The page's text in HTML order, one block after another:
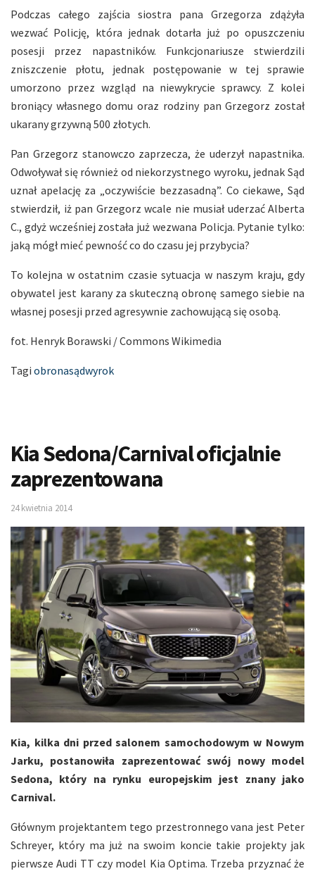
Podczas całego zajścia siostra pana Grzegorza zdążyła
wezwać Policję, która jednak dotarła już po opuszczeniu
posesji przez napastników. Funkcjonariusze stwierdzili
zniszczenie płotu, jednak postępowanie w tej sprawie
umorzono przez wzgląd na niewykrycie sprawcy. Z kolei
broniący własnego domu oraz rodziny pan Grzegorz został
ukarany grzywną 500 złotych.
Pan Grzegorz stanowczo zaprzecza, że uderzył napastnika.
Odwoływał się również od niekorzystnego wyroku, jednak Sąd
uznał apelację za „oczywiście bezzasadną”. Co ciekawe, Sąd
stwierdził, iż pan Grzegorz wcale nie musiał uderzać Alberta
C., gdyż wcześniej została już wezwana Policja. Pytanie tylko:
jaką mógł mieć pewność co do czasu jej przybycia?
To kolejna w ostatnim czasie sytuacja w naszym kraju, gdy
obywatel jest karany za skuteczną obronę samego siebie na
własnej posesji przed agresywnie zachowującą się osobą.
fot. Henryk Borawski / Commons Wikimedia
Tagi obronasądwyrok
Kia Sedona/Carnival oficjalnie
zaprezentowana
24 kwietnia 2014
Kia, kilka dni przed salonem samochodowym w Nowym
Jarku, postanowiła zaprezentować swój nowy model
Sedona, który na rynku europejskim jest znany jako
Carnival.
Głównym projektantem tego przestronnego vana jest Peter
Schreyer, który ma już na swoim koncie takie projekty jak
pierwsze Audi TT czy model Kia Optima. Trzeba przyznać że